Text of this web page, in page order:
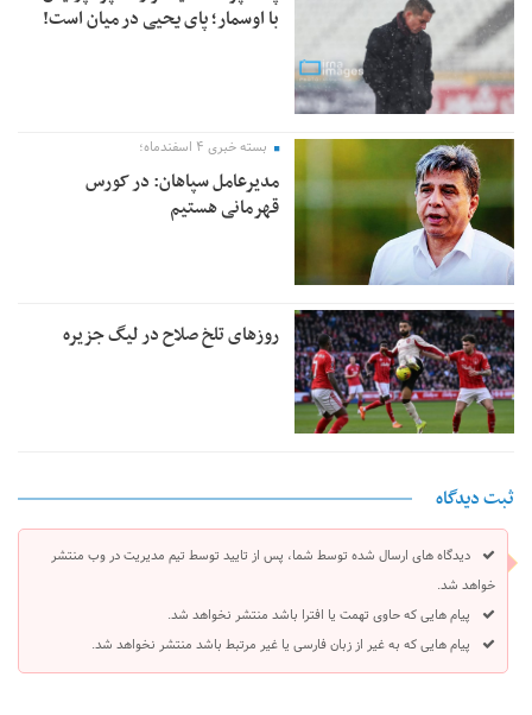
با اوسمار؛ پای یحیی در میان است!
بسته خبری ۴ اسفندماه؛
مدیرعامل سپاهان: در کورس
قهرمانی هستیم
روزهای تلخ صلاح در لیگ جزیره
ثبت دیدگاه
دیدگاه های ارسال شده توسط شما، پس از تایید توسط تیم مدیریت در وب منتشر
خواهد شد.
پیام هایی که حاوی تهمت یا افترا باشد منتشر نخواهد شد.
پیام هایی که به غیر از زبان فارسی یا غیر مرتبط باشد منتشر نخواهد شد.